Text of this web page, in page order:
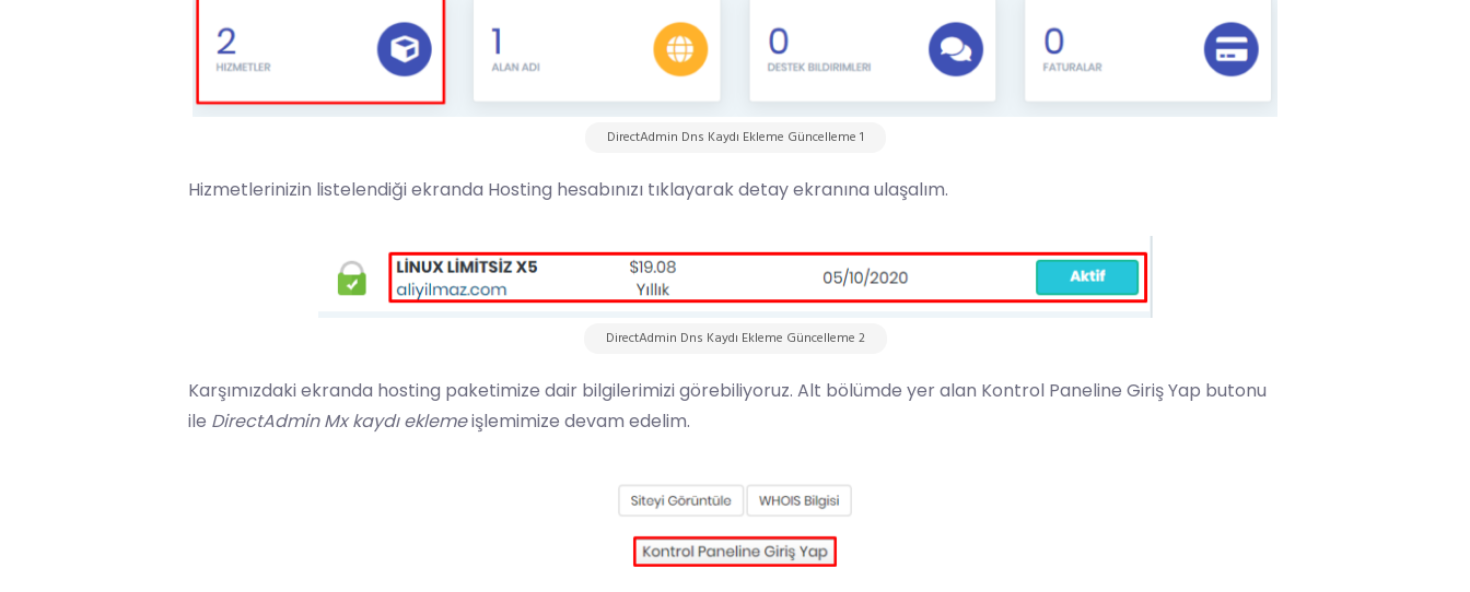
DirectAdmin Dns Kaydı Ekleme Güncelleme 1
Hizmetlerinizin listelendiği ekranda Hosting hesabınızı tıklayarak detay ekranına ulaşalım.
DirectAdmin Dns Kaydı Ekleme Güncelleme 2
Karşımızdaki ekranda hosting paketimize dair bilgilerimizi görebiliyoruz. Alt bölümde yer alan Kontrol Paneline Giriş Yap butonu
ile DirectAdmin Mx kaydı eklemeişlemimize devam edelim.